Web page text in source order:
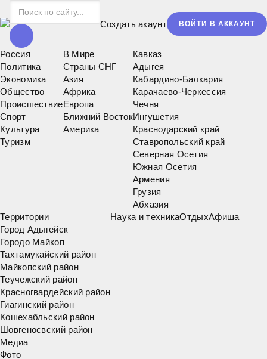
Создать акаунт ВОЙТИ В АККАУНТ
Россия
Политика
Экономика
Общество
Происшествие
Спорт
Культура
Туризм
В Мире
Страны СНГ
Азия
Африка
Европа
Ближний Восток
Америка
Кавказ
Адыгея
Кабардино-Балкария
Карачаево-Черкессия
Чечня
Ингушетия
Краснодарский край
Ставропольский край
Северная Осетия
Южная Осетия
Армения
Грузия
Абхазия
Территории
Город Адыгейск
Городо Майкоп
Тахтамукайский район
Майкопский район
Теучежский район
Красногвардейский район
Гиагинский район
Кошехабльский район
Шовгеносвский район
Наука и техникаОтдыхАфиша
Медиа
Фото